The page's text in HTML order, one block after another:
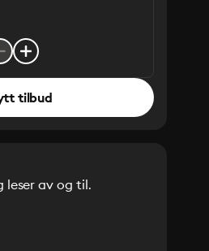
tilbud
leser av og til.